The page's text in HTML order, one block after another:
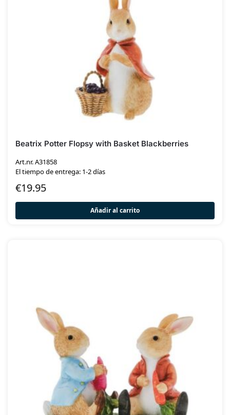
Beatrix Potter Flopsy with Basket Blackberries
Art.nr. A31858
El tiempo de entrega: 1-2 días
€19.95
Añadir al carrito